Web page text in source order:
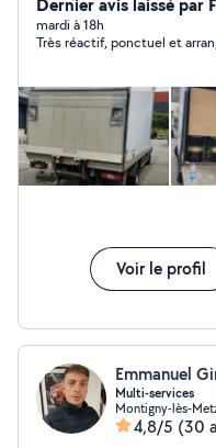
plus d'informations pouvez-
22# 04# 23 Merci
mardi à 18h
Très réactif, ponctuel et
Voir le profil
Emmanuel
Multi-services
Montigny-lès-
4,8/5 (30